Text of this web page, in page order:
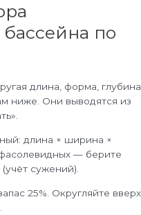
по
длина, форма, глубина
ниже. Они выводятся из
длина × ширина ×
— берите
сужений).
25%. Округляйте вверх